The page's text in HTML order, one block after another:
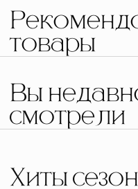
товары
Вы
смотрели
Хиты